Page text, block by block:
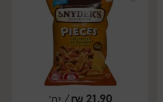
/ יח׳